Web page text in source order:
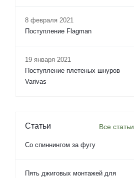
8 февраля 2021
Поступление Flagman
19 января 2021
Поступление плетеных шнуров
Varivas
Статьи Все статьи
Со спиннингом за фугу
Пять джиговых монтажей для